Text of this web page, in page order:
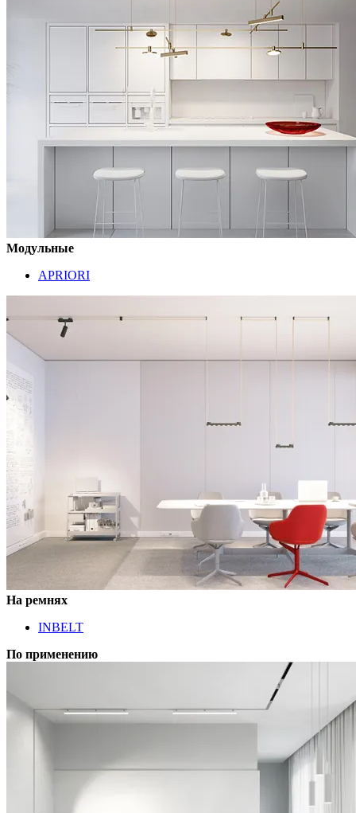
Модульные
APRIORI
На ремнях
INBELT
По применению